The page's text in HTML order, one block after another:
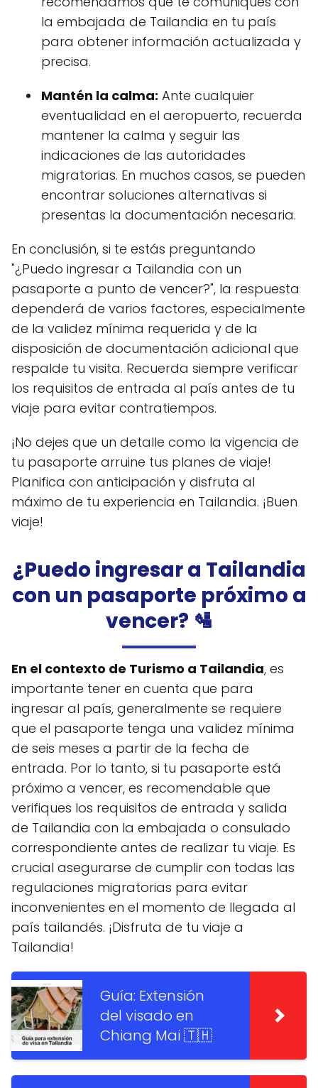
la embajada de Tailandia en tu país
para obtener información actualizada y
precisa.
Mantén la calma: Ante cualquier
eventualidad en el aeropuerto, recuerda
mantener la calma y seguir las
indicaciones de las autoridades
migratorias. En muchos casos, se pueden
encontrar soluciones alternativas si
presentas la documentación necesaria.
En conclusión, si te estás preguntando
"¿Puedo ingresar a Tailandia con un
pasaporte a punto de vencer?", la respuesta
dependerá de varios factores, especialmente
de la validez mínima requerida y de la
disposición de documentación adicional que
respalde tu visita. Recuerda siempre verificar
los requisitos de entrada al país antes de tu
viaje para evitar contratiempos.
¡No dejes que un detalle como la vigencia de
tu pasaporte arruine tus planes de viaje!
Planifica con anticipación y disfruta al
máximo de tu experiencia en Tailandia. ¡Buen
viaje!
¿Puedo ingresar a Tailandia
con un pasaporte próximo a
vencer? 🛂
En el contexto de Turismo a Tailandia, es
importante tener en cuenta que para
ingresar al país, generalmente se requiere
que el pasaporte tenga una validez mínima
de seis meses a partir de la fecha de
entrada. Por lo tanto, si tu pasaporte está
próximo a vencer, es recomendable que
verifiques los requisitos de entrada y salida
de Tailandia con la embajada o consulado
correspondiente antes de realizar tu viaje. Es
crucial asegurarse de cumplir con todas las
regulaciones migratorias para evitar
inconvenientes en el momento de llegada al
país tailandés. ¡Disfruta de tu viaje a
Tailandia!
Guía: Extensión
del visado en
Chiang Mai 🇹🇭